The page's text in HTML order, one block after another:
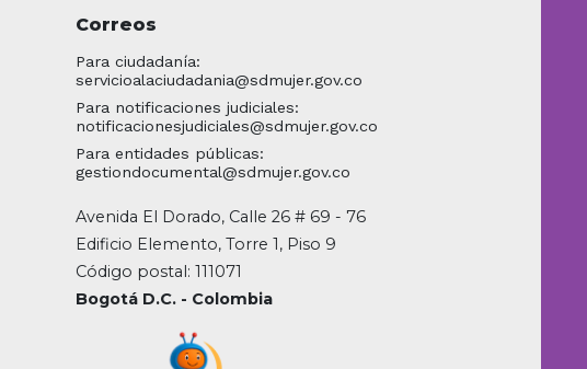
Correos
Para ciudadanía:
servicioalaciudadania@sdmujer.gov.co
Para notificaciones judiciales:
notificacionesjudiciales@sdmujer.gov.co
Para entidades públicas:
gestiondocumental@sdmujer.gov.co
Avenida El Dorado, Calle 26 # 69 - 76
Edificio Elemento, Torre 1, Piso 9
Código postal: 111071
Bogotá D.C. - Colombia